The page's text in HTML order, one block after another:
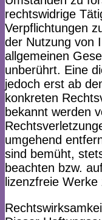
rechtswidrige
Verpflichtungen
der Nutzung von
allgemeinen
unberührt. Eine
jedoch erst ab
konkreten
bekannt werden
umgehend
sind bemüht,
beachten bzw.
lizenzfreie